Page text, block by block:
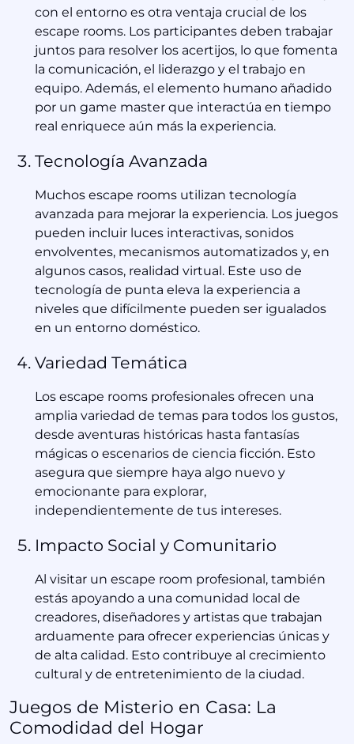
con el entorno es otra ventaja crucial de los
escape rooms. Los participantes deben trabajar
juntos para resolver los acertijos, lo que fomenta
la comunicación, el liderazgo y el trabajo en
equipo. Además, el elemento humano añadido
por un game master que interactúa en tiempo
real enriquece aún más la experiencia.
Tecnología Avanzada
Muchos escape rooms utilizan tecnología
avanzada para mejorar la experiencia. Los juegos
pueden incluir luces interactivas, sonidos
envolventes, mecanismos automatizados y, en
algunos casos, realidad virtual. Este uso de
tecnología de punta eleva la experiencia a
niveles que difícilmente pueden ser igualados
en un entorno doméstico.
Variedad Temática
Los escape rooms profesionales ofrecen una
amplia variedad de temas para todos los gustos,
desde aventuras históricas hasta fantasías
mágicas o escenarios de ciencia ficción. Esto
asegura que siempre haya algo nuevo y
emocionante para explorar,
independientemente de tus intereses.
Impacto Social y Comunitario
Al visitar un escape room profesional, también
estás apoyando a una comunidad local de
creadores, diseñadores y artistas que trabajan
arduamente para ofrecer experiencias únicas y
de alta calidad. Esto contribuye al crecimiento
cultural y de entretenimiento de la ciudad.
Juegos de Misterio en Casa: La
Comodidad del Hogar